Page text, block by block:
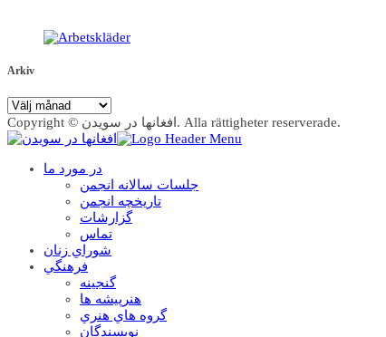
Arkiv
Arkiv
Copyright © افغانها در سویدن. Alla rättigheter reserverade.
در مورد ما
جلسات سالانه انجمن
تاریخچه انجمن
گزارشات
تماس
شوراي زنان
فرهنگي
گنجينه
هنرپيشه ها
گروه هاي هنري
نويسندگان